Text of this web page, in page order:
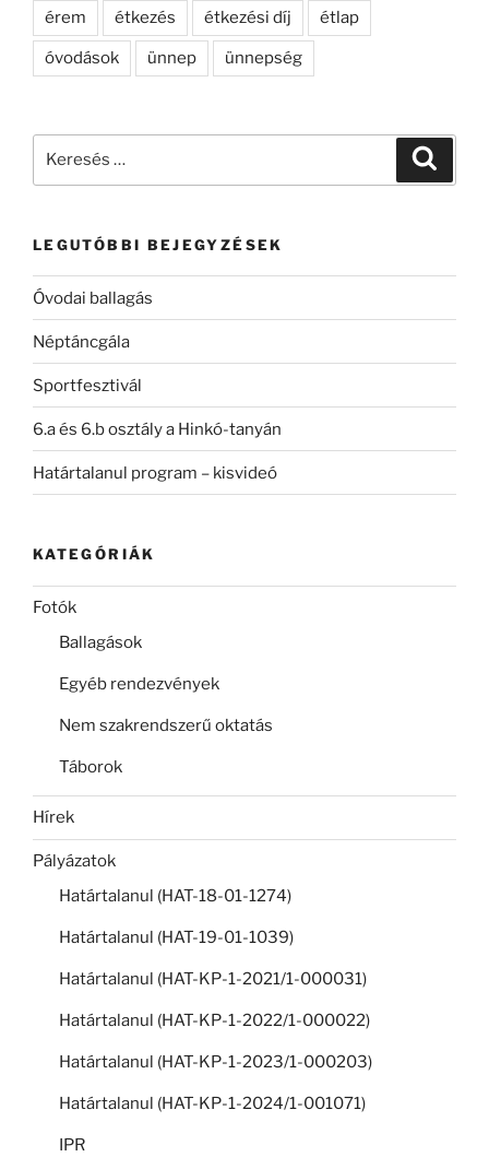
érem étkezés étkezési díj étlap
óvodások ünnep ünnepség
LEGUTÓBBI BEJEGYZÉSEK
Óvodai ballagás
Néptáncgála
Sportfesztivál
6.a és 6.b osztály a Hinkó-tanyán
Határtalanul program – kisvideó
KATEGÓRIÁK
Fotók
Ballagások
Egyéb rendezvények
Nem szakrendszerű oktatás
Táborok
Hírek
Pályázatok
Határtalanul (HAT-18-01-1274)
Határtalanul (HAT-19-01-1039)
Határtalanul (HAT-KP-1-2021/1-000031)
Határtalanul (HAT-KP-1-2022/1-000022)
Határtalanul (HAT-KP-1-2023/1-000203)
Határtalanul (HAT-KP-1-2024/1-001071)
IPR